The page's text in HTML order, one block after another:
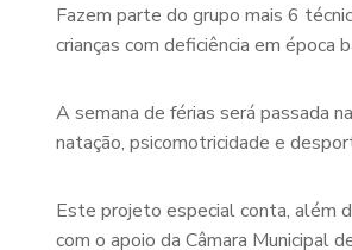
Fazem parte do grupo mais 6
crianças com deficiência em época
A semana de férias será passada
natação, psicomotricidade e
Este projeto especial conta, além
com o apoio da Câmara Municipal